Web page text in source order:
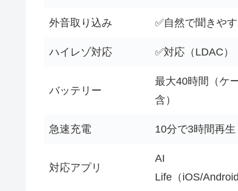
外音取り込み ✅自然で聞きや
ハイレゾ対応 ✅対応（LDAC）
バッテリー
最大40時間（ケ
含）
急速充電 10分で3時間再生
対応アプリ
AI
Life（iOS/Android